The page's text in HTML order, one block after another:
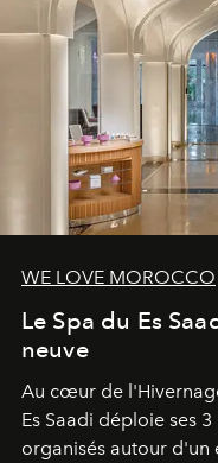
WE LOVE MOROCCO
Le Spa du Es
neuve
Au cœur de
Es Saadi déploie ses
organisés autour d'un